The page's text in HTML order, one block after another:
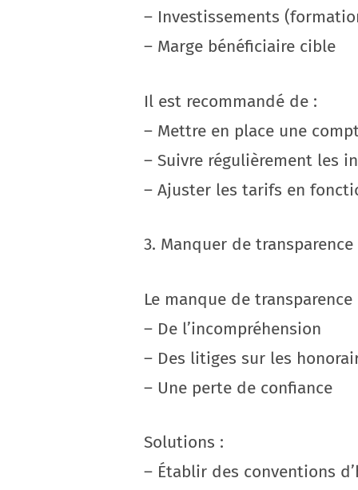
– Investissements
– Marge bénéficiaire cible
Il est recommandé de :
– Mettre en place une
– Suivre régulièrement les
– Ajuster les tarifs en
3. Manquer de transparence
Le manque de
– De l’incompréhension
– Des litiges sur les
– Une perte de confiance
Solutions :
– Établir des conventions